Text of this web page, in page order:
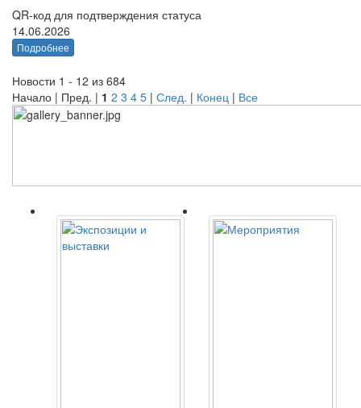
QR-код для подтверждения статуса
14.06.2026
Подробнее
Новости 1 - 12 из 684
Начало | Пред. | 1 2 3 4 5 | След. | Конец | Все